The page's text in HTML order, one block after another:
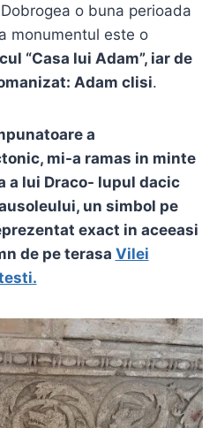
o buna perioada
monumentul este o
“Casa lui Adam”, iar de
Adam clisi.
a
mi-a ramas in minte
a lui Draco- lupul dacic
un simbol pe
exact in aceeasi
de pe terasa Vilei